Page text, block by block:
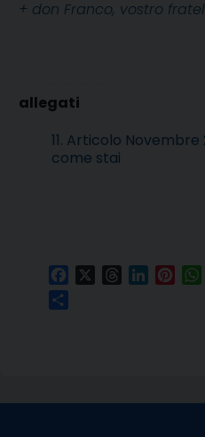
+ don Franco, vostro
11. Articolo
come stai
FacebookThreadsLinkedIn